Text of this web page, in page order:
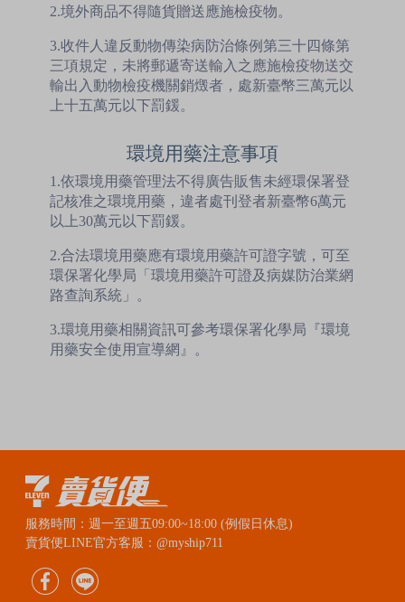
2.境外商品不得隨貨贈送應施檢疫物。
3.收件人違反動物傳染病防治條例第三十四條第
三項規定，未將郵遞寄送輸入之應施檢疫物送交
輸出入動物檢疫機關銷燬者，處新臺幣三萬元以
上十五萬元以下罰鍰。
環境用藥注意事項
1.依環境用藥管理法不得廣告販售未經環保署登
記核准之環境用藥，違者處刊登者新臺幣6萬元
以上30萬元以下罰鍰。
2.合法環境用藥應有環境用藥許可證字號，可至
環保署化學局「環境用藥許可證及病媒防治業網
路查詢系統」。
3.環境用藥相關資訊可參考環保署化學局『環境
用藥安全使用宣導網』。
服務時間：週一至週五09:00~18:00 (例假日休息)
賣貨便LINE官方客服：@myship711